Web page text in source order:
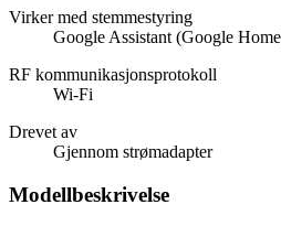
Virker med stemmestyring
Google Assistant (Google
RF kommunikasjonsprotokoll
Wi-Fi
Drevet av
Gjennom strømadapter
Modellbeskrivelse